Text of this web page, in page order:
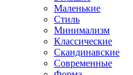
Маленькие
Стиль
Минимализм
Классические
Скандинавские
Современные